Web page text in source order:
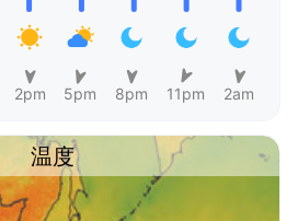
2pm 5pm 8pm 11pm 2am
温度